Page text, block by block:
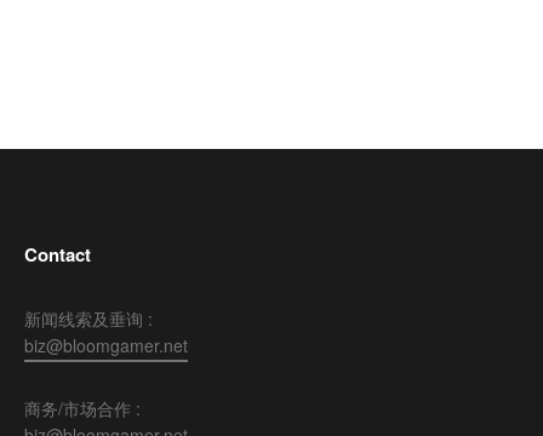
Contact
新闻线索及垂询 :
biz@bloomgamer.net
商务/市场合作 :